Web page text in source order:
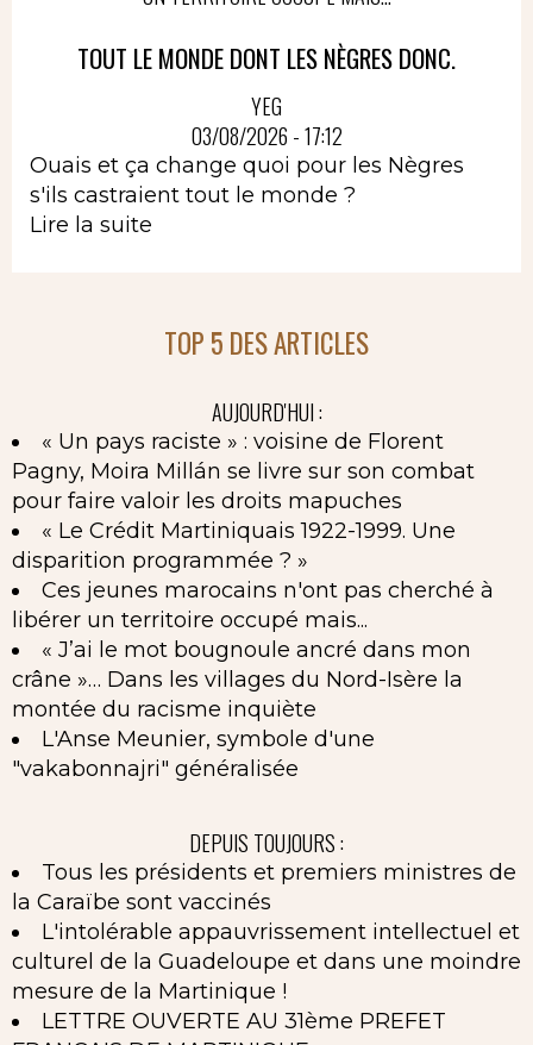
TOUT LE MONDE DONT LES NÈGRES DONC.
YEG
03/08/2026 - 17:12
Ouais et ça change quoi pour les Nègres
s'ils castraient tout le monde ?
Lire la suite
TOP 5 DES ARTICLES
AUJOURD'HUI :
« Un pays raciste » : voisine de Florent
Pagny, Moira Millán se livre sur son combat
pour faire valoir les droits mapuches
« Le Crédit Martiniquais 1922-1999. Une
disparition programmée ? »
Ces jeunes marocains n'ont pas cherché à
libérer un territoire occupé mais...
« J’ai le mot bougnoule ancré dans mon
crâne »… Dans les villages du Nord-Isère la
montée du racisme inquiète
L'Anse Meunier, symbole d'une
"vakabonnajri" généralisée
DEPUIS TOUJOURS :
Tous les présidents et premiers ministres de
la Caraïbe sont vaccinés
L'intolérable appauvrissement intellectuel et
culturel de la Guadeloupe et dans une moindre
mesure de la Martinique !
LETTRE OUVERTE AU 31ème PREFET